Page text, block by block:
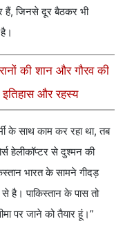
हैं, जिनसे दूर बैठकर भी
की शान और गौरव की
और रहस्य
के साथ काम कर रहा था, तब
हेलीकॉप्टर से दुश्मन की
भारत के सामने गीदड़
है। पाकिस्तान के पास तो
पर जाने को तैयार हूं।”